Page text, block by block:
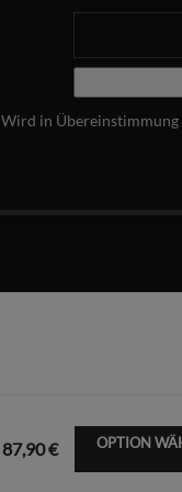
Wird in Übereinstimmung
87,90€ OPTION